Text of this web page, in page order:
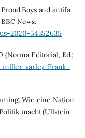
Boys and antifa
News.
2020-54352635
(Norma Editorial, Ed.;
varley-Frank-
Wie eine Nation
macht (Ullstein-